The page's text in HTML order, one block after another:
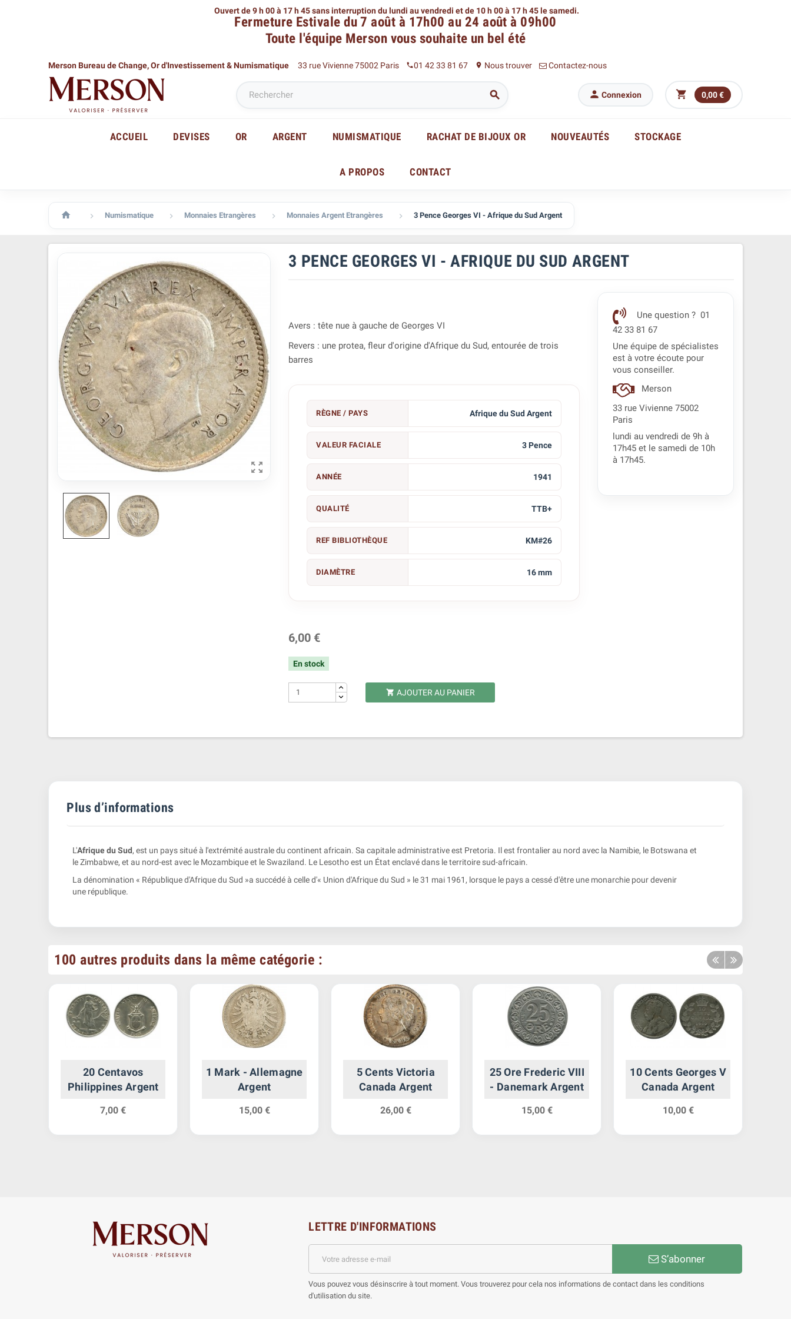
Ouvert de 9 h 00 à 17 h 45 sans interruption du lundi au vendredi et de 10 h 00 à 17 h 45 le samedi.
Fermeture Estivale du 7 août à 17h00 au 24 août à 09h00
Toute l'équipe Merson vous souhaite un bel été
Merson Bureau de Change, Or d'Investissement & Numismatique 33 rue Vivienne 75002 Paris phone01 42 33 81 67 place Nous trouver Contactez-nous
  Connexion  0,00 €
ACCUEIL DEVISES OR ARGENT NUMISMATIQUE RACHAT DE BIJOUX OR NOUVEAUTÉS STOCKAGE
A PROPOS CONTACT
  Numismatique  Monnaies Etrangères  Monnaies Argent Etrangères  3 Pence Georges VI - Afrique du Sud Argent

3 PENCE GEORGES VI - AFRIQUE DU SUD ARGENT
Avers : tête nue à gauche de Georges VI
Revers : une protea, fleur d'origine d'Afrique du Sud, entourée de trois
barres
RÈGNE / PAYS Afrique du Sud Argent
VALEUR FACIALE 3 Pence
ANNÉE 1941
QUALITÉ TTB+
REF BIBLIOTHÈQUE KM#26
DIAMÈTRE 16 mm
6,00 €
En stock
 AJOUTER AU PANIER
Une question ? 01
42 33 81 67
Une équipe de spécialistes
est à votre écoute pour
vous conseiller.
Merson
33 rue Vivienne 75002
Paris
lundi au vendredi de 9h à
17h45 et le samedi de 10h
à 17h45.
Plus d’informations
L'Afrique du Sud, est un pays situé à l'extrémité australe du continent africain. Sa capitale administrative est Pretoria. Il est frontalier au nord avec la Namibie, le Botswana et
le Zimbabwe, et au nord-est avec le Mozambique et le Swaziland. Le Lesotho est un État enclavé dans le territoire sud-africain.
La dénomination « République d'Afrique du Sud »a succédé à celle d'« Union d'Afrique du Sud » le 31 mai 1961, lorsque le pays a cessé d'être une monarchie pour devenir
une république.
100 autres produits dans la même catégorie :
20 Centavos
Philippines Argent
7,00 €
1 Mark - Allemagne
Argent
15,00 €
5 Cents Victoria
Canada Argent
26,00 €
25 Ore Frederic VIII
- Danemark Argent
15,00 €
10 Cents Georges V
Canada Argent
10,00 €
LETTRE D'INFORMATIONS
S’abonner
Vous pouvez vous désinscrire à tout moment. Vous trouverez pour cela nos informations de contact dans les conditions
d'utilisation du site.